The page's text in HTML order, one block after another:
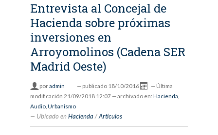
Entrevista al Concejal de
Hacienda sobre próximas
inversiones en
Arroyomolinos (Cadena SER
Madrid Oeste)
poradmin — publicado 18/10/2016 — Última
modificación 21/09/2018 12:07 — archivado en: Hacienda
Audio, Urbanismo
Ubicado en Hacienda /Artículos